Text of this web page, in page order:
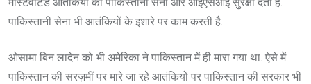
पाकिस्तानी सेना भी आतंकियों के इशारे पर काम करती है.
ओसामा बिन लादेन को भी अमेरिका ने पाकिस्तान में ही मारा गया था. ऐसे में
पाकिस्तान की सरज़मीं पर मारे जा रहे आतंकियों पर पाकिस्तान की सरकार भी